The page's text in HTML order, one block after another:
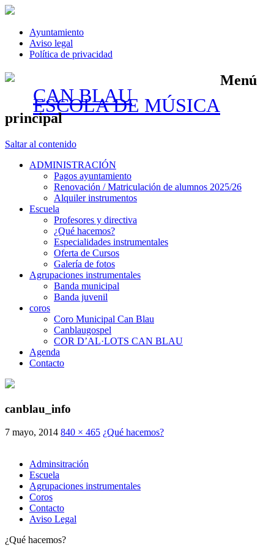
Ayuntamiento
Aviso legal
Política de privacidad
CAN BLAU
ESCOLA DE MÚSICA
Menú
principal
Saltar al contenido
ADMINISTRACIÓN
Pagos ayuntamiento
Renovación / Matriculación de alumnos 2025/26
Alquiler instrumentos
Escuela
Profesores y directiva
¿Qué hacemos?
Especialidades instrumentales
Oferta de Cursos
Galería de fotos
Agrupaciones instrumentales
Banda municipal
Banda juvenil
coros
Coro Municipal Can Blau
Canblaugospel
COR D’AL·LOTS CAN BLAU
Agenda
Contacto
canblau_info
7 mayo, 2014 840 × 465 ¿Qué hacemos?
Adminsitración
Escuela
Agrupaciones instrumentales
Coros
Contacto
Aviso Legal
¿Qué hacemos?